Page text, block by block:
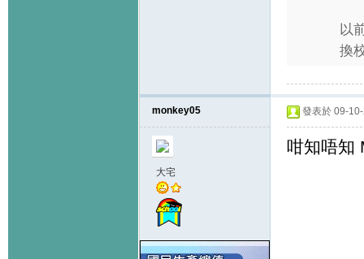
以
換
monkey05
大宅
發表於 09-
咁知唔知